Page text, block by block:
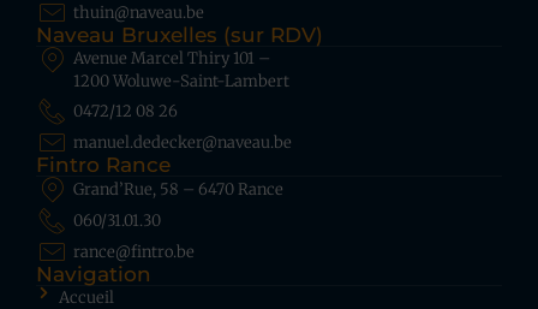
thuin@naveau.be
Naveau Bruxelles (sur RDV)
Avenue Marcel Thiry 101 –
1200 Woluwe-Saint-Lambert
0472/12 08 26
manuel.dedecker@naveau.be
Fintro Rance
Grand’Rue, 58 – 6470 Rance
060/31.01.30
rance@fintro.be
Navigation
Accueil